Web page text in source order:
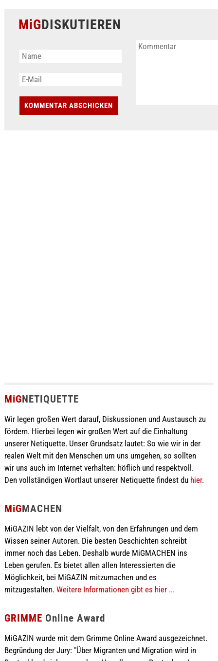
MiGDISKUTIEREN
MiGNETIQUETTE
Wir legen großen Wert darauf, Diskussionen und Austausch zu
fördern. Hierbei legen wir großen Wert auf die Einhaltung
unserer Netiquette. Unser Grundsatz lautet: So wie wir in der
realen Welt mit den Menschen um uns umgehen, so sollten
wir uns auch im Internet verhalten: höflich und respektvoll.
Den vollständigen Wortlaut unserer Netiquette findest du hier.
MiGMACHEN
MiGAZIN lebt von der Vielfalt, von den Erfahrungen und dem
Wissen seiner Autoren. Die besten Geschichten schreibt
immer noch das Leben. Deshalb wurde MiGMACHEN ins
Leben gerufen. Es bietet allen allen Interessierten die
Möglichkeit, bei MiGAZIN mitzumachen und es
mitzugestalten. Weitere Informationen gibt es hier ...
GRIMME Online Award
MiGAZIN wurde mit dem Grimme Online Award ausgezeichnet.
Begründung der Jury: "Über Migranten und Migration wird in